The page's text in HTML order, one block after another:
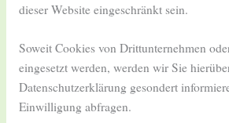
dieser Website eingeschränkt sein.
Soweit Cookies von Drittunternehmen
eingesetzt werden, werden wir Sie
Datenschutzerklärung gesondert
Einwilligung abfragen.